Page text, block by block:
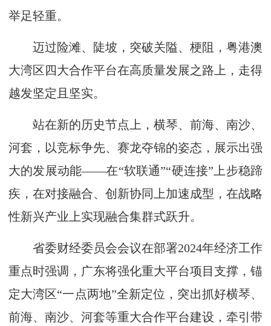
举足轻重。
迈过险滩、陡坡，突破关隘、梗阻，粤港澳
大湾区四大合作平台在高质量发展之路上，走得
越发坚定且坚实。
站在新的历史节点上，横琴、前海、南沙、
河套，以竞标争先、赛龙夺锦的姿态，展示出强
大的发展动能——在“软联通”“硬连接”上步稳蹄
疾，在对接融合、创新协同上加速成型，在战略
性新兴产业上实现融合集群式跃升。
省委财经委员会会议在部署2024年经济工作
重点时强调，广东将强化重大平台项目支撑，锚
定大湾区“一点两地”全新定位，突出抓好横琴、
前海、南沙、河套等重大合作平台建设，牵引带